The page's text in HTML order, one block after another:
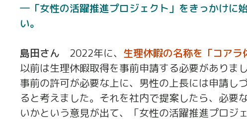
「女性の活躍推進プロジェクト」をきっかけ
い。
島田さん 2022年に、 生理休暇の名称を「コア
以前は生理休暇取得を事前申請する必要がありま
事前の許可が必要な上に、男性の上長には申請し
ると考えました。それを社内で提案したら、必要
いかという意見が出て、「女性の活躍推進プロジ